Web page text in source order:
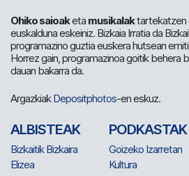
Ohiko saioaketa musikalaktartekatzen
euskalduna eskeiniz. Bizkaia Irratia da
programazino guztia euskera hutsean
Horrez gain, programazinoa goitik behera
dauan bakarra da.
ArgazkiakDepositphotos-en eskuz.
ALBISTEAK
Bizkaitik Bizkaira
Elizea
PODKASTAK
Goizeko Izarretan
Kultura